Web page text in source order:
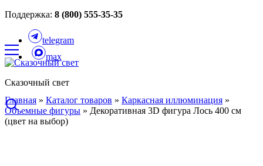
Поддержка: 8 (800) 555-35-35
telegram
max
Сказочный свет
Главная » Каталог товаров » Каркасная иллюминация »
Объемные фигуры » Декоративная 3D фигура Лось 400 см
(цвет на выбор)